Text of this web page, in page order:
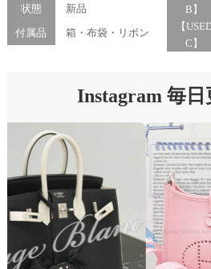
状態
新品
付属品
箱・布袋・リボン
B】
【
C】
Instagram 毎日